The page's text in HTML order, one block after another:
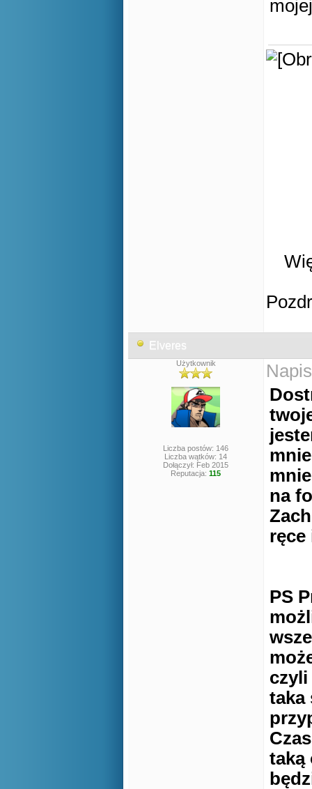
Elveres
Użytkownik
Liczba postów: 146
Liczba wątków: 14
Dołączył: Feb 2015
Reputacja: 115
na
ręce
PS
czyli
taka
taką